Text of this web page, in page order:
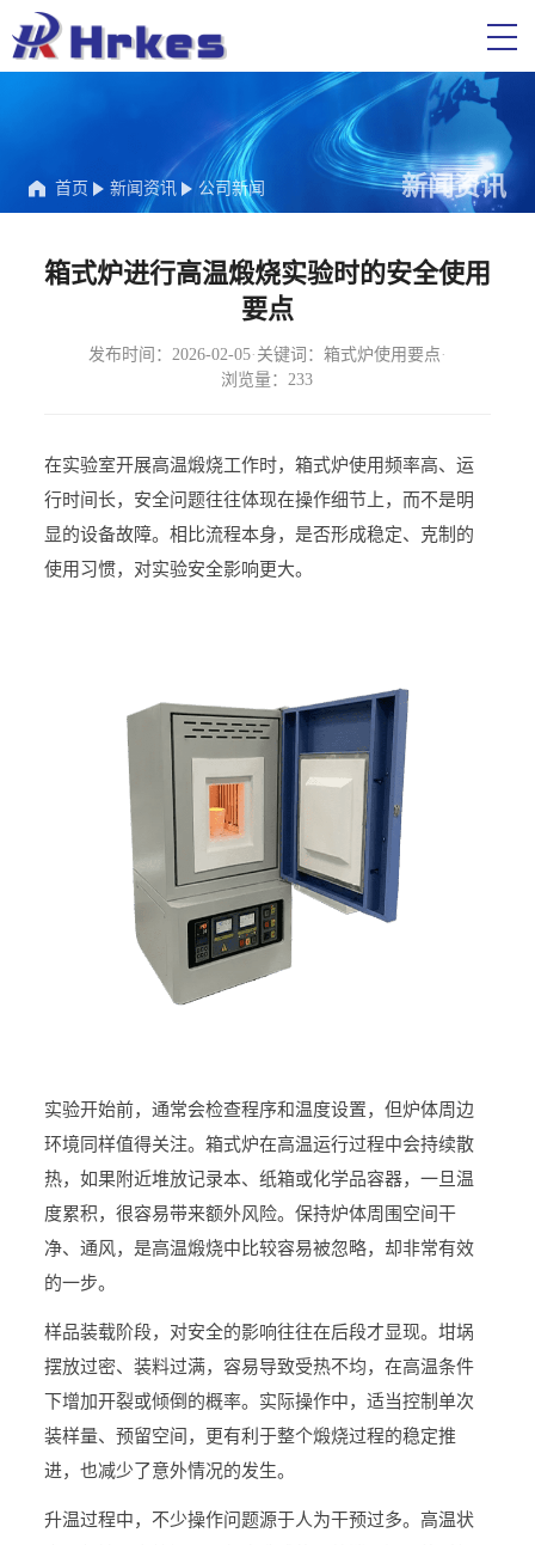
首页 新闻资讯 公司新闻 新闻资讯
箱式炉进行高温煅烧实验时的安全使用
要点
发布时间：2026-02-05· 关键词：箱式炉使用要点 ·
浏览量：233
在实验室开展高温煅烧工作时，箱式炉使用频率高、运
行时间长，安全问题往往体现在操作细节上，而不是明
显的设备故障。相比流程本身，是否形成稳定、克制的
使用习惯，对实验安全影响更大。
实验开始前，通常会检查程序和温度设置，但炉体周边
环境同样值得关注。箱式炉在高温运行过程中会持续散
热，如果附近堆放记录本、纸箱或化学品容器，一旦温
度累积，很容易带来额外风险。保持炉体周围空间干
净、通风，是高温煅烧中比较容易被忽略，却非常有效
的一步。
样品装载阶段，对安全的影响往往在后段才显现。坩埚
摆放过密、装料过满，容易导致受热不均，在高温条件
下增加开裂或倾倒的概率。实际操作中，适当控制单次
装样量、预留空间，更有利于整个煅烧过程的稳定推
进，也减少了意外情况的发生。
升温过程中，不少操作问题源于人为干预过多。高温状